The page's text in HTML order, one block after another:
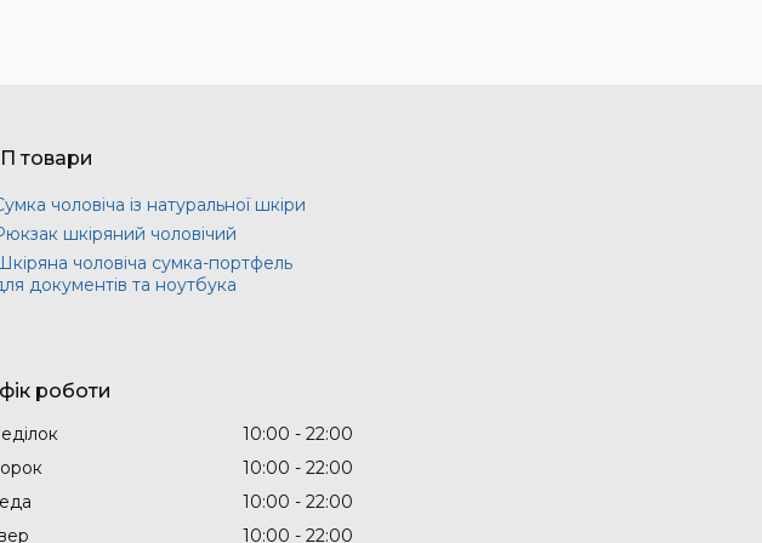
товари
чоловіча із натуральної шкіри
шкіряний чоловічий
чоловіча сумка-портфель
документів та ноутбука
роботи
10:00
22:00
10:00
22:00
10:00
22:00
10:00 22:00